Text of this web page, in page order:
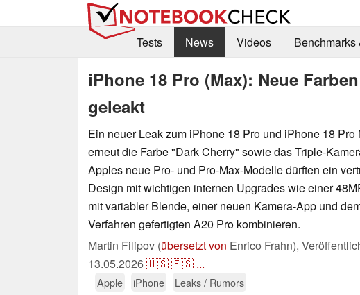
Tests
News Videos Benchmarks
iPhone 18 Pro (Max): Neue
geleakt
Ein neuer Leak zum iPhone 18 Pro und iPhone 18 Pro
erneut die Farbe "Dark Cherry" sowie das Triple-
Apples neue Pro- und Pro-Max-Modelle dürften ein
Design mit wichtigen internen Upgrades wie einer
mit variabler Blende, einer neuen Kamera-App und
Verfahren gefertigten A20 Pro kombinieren.
Martin Filipov (übersetzt von Enrico Frahn),
13.05.2026🇺🇸🇪🇸 ...
Apple iPhone Leaks / Rumors